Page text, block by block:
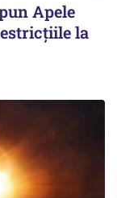
Apele
la